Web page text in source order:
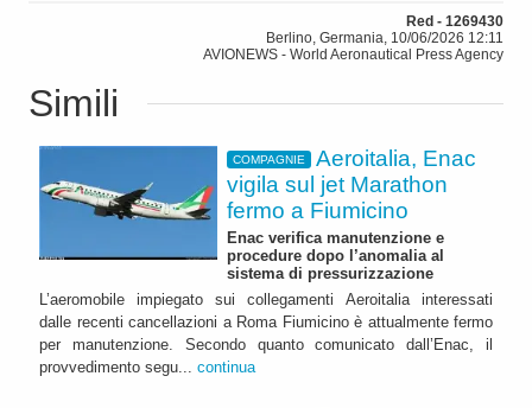
Red - 1269430
Berlino, Germania, 10/06/2026 12:11
AVIONEWS - World Aeronautical Press Agency
Simili
COMPAGNIE
Aeroitalia, Enac
vigila sul jet Marathon
fermo a Fiumicino
Enac verifica manutenzione e
procedure dopo l’anomalia al
sistema di pressurizzazione
L’aeromobile impiegato sui collegamenti Aeroitalia interessati
dalle recenti cancellazioni a Roma Fiumicino è attualmente fermo
per manutenzione. Secondo quanto comunicato dall’Enac, il
provvedimento segu... continua